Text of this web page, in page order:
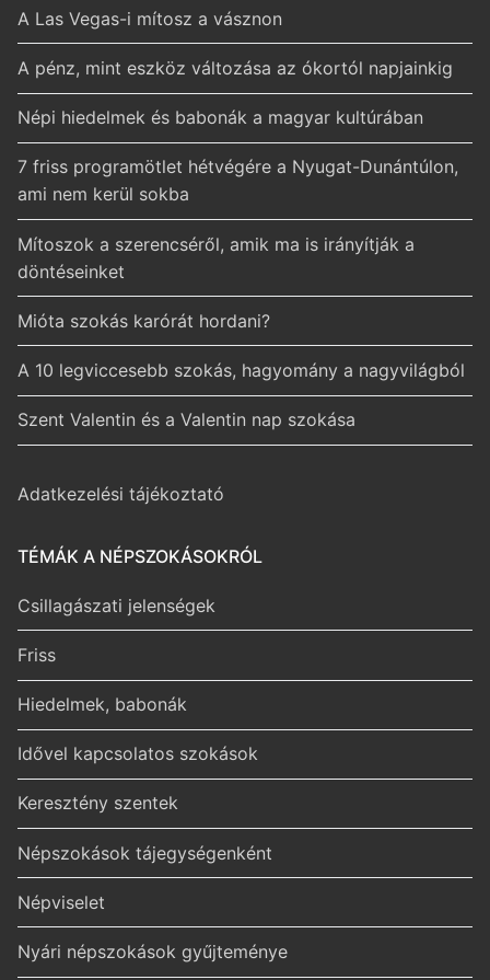
A Las Vegas-i mítosz a vásznon
A pénz, mint eszköz változása az ókortól napjainkig
Népi hiedelmek és babonák a magyar kultúrában
7 friss programötlet hétvégére a Nyugat-Dunántúlon,
ami nem kerül sokba
Mítoszok a szerencséről, amik ma is irányítják a
döntéseinket
Mióta szokás karórát hordani?
A 10 legviccesebb szokás, hagyomány a nagyvilágból
Szent Valentin és a Valentin nap szokása
Adatkezelési tájékoztató
TÉMÁK A NÉPSZOKÁSOKRÓL
Csillagászati jelenségek
Friss
Hiedelmek, babonák
Idővel kapcsolatos szokások
Keresztény szentek
Népszokások tájegységenként
Népviselet
Nyári népszokások gyűjteménye